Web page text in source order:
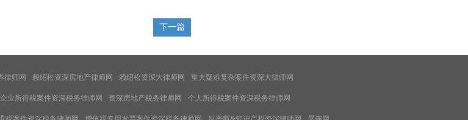
下一篇
律师网 赖绍松资深房地产律师网 赖绍松资深大律师网 重大疑难复杂案件资深大律师网
企业所得税案件资深税务律师网 资深房地产税务律师网 个人所得税案件资深税务律师网